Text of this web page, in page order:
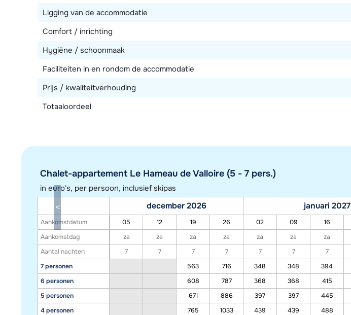
Ligging van de accommodatie
Comfort / inrichting
Hygiëne / schoonmaak
Faciliteiten in en rondom de accommodatie
Prijs / kwaliteitverhouding
Totaaloordeel
Chalet-appartement Le Hameau de Valloire (5 - 7 pers.)
in euro's, per persoon, inclusief skipas
Aankomstdatum
Aankomstdag
Aantal nachten
7 personen
6 personen
5 personen
4 personen
december 2026 januari 2027
05 12 19 26 02 09 16
za
za za za za za za
7
7 7 7 7 7 7
563
716 348 348 394
608
787 368 368 415
671
886 397 397 445
765
1033 439 439 488